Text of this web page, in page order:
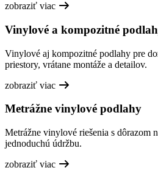
zobraziť viac
Vinylové a kompozitné
Vinylové aj kompozitné podlahy pre
priestory, vrátane montáže a detailov.
zobraziť viac
Metrážne vinylové podlahy
Metrážne vinylové riešenia s dôrazom
jednoduchú údržbu.
zobraziť viac